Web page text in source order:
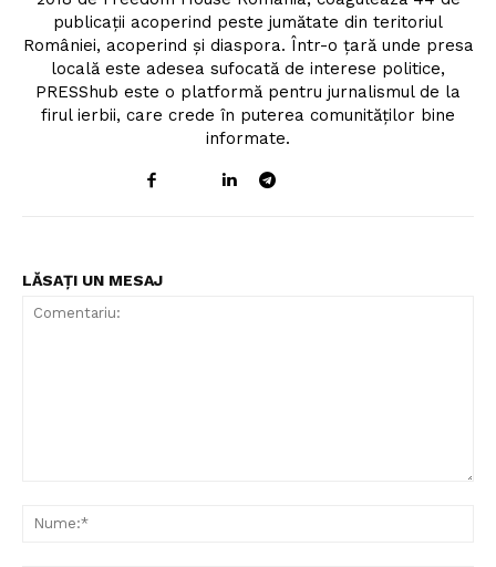
publicații acoperind peste jumătate din teritoriul
României, acoperind și diaspora. Într-o țară unde presa
locală este adesea sufocată de interese politice,
PRESShub este o platformă pentru jurnalismul de la
firul ierbii, care crede în puterea comunităților bine
informate.
LĂSAȚI UN MESAJ